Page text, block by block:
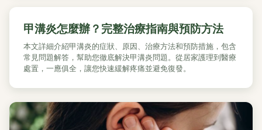
甲溝炎怎麼辦？完整治療指南與預防方法
本文詳細介紹甲溝炎的症狀、原因、治療方法和預防措施，包含
常見問題解答，幫助您徹底解決甲溝炎問題。從居家護理到醫療
處置，一應俱全，讓您快速緩解疼痛並避免復發。